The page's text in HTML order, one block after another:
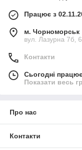
Працює з
м. Чорноморськ
вул. Лазурна 7б,
Контакти
Сьогодні
Показати весь
Про нас
Контакти